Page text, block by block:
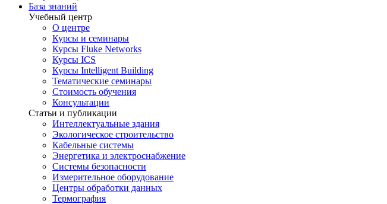
База знаний
Учебный центр
О центре
Курсы и семинары
Курсы Fluke Networks
Курсы ICS
Курсы Intelligent Building
Тематические семинары
Стоимость обучения
Консультации
Статьи и публикации
Интеллектуальные здания
Экологическое строительство
Кабельные системы
Энергетика и электроснабжение
Системы безопасности
Измерительное оборудование
Центры обработки данных
Термография